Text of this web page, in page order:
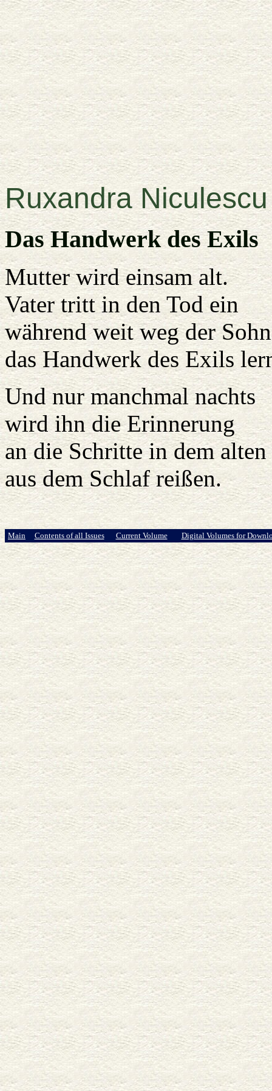
Ruxandra Niculescu
Das Handwerk des Exils
Mutter wird einsam alt.
Vater tritt in den Tod ein
während weit weg der Sohn
das Handwerk des Exils
Und nur manchmal nachts
wird ihn die Erinnerung
an die Schritte in dem alten
aus dem Schlaf reißen.
Main Contents of all Issues Current Volume Digital Volumes for